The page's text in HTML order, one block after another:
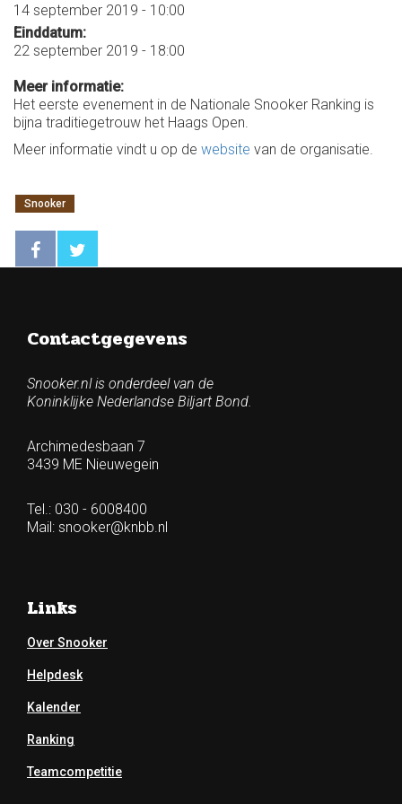
14 september 2019 - 10:00
Einddatum:
22 september 2019 - 18:00
Meer informatie:
Het eerste evenement in de Nationale Snooker Ranking is
bijna traditiegetrouw het Haags Open.
Meer informatie vindt u op de website van de organisatie.
Snooker
Contactgegevens
Snooker.nl is onderdeel van de
Koninklijke Nederlandse Biljart Bond.
Archimedesbaan 7
3439 ME Nieuwegein
Tel.: 030 - 6008400
Mail: snooker@knbb.nl
Links
Over Snooker
Helpdesk
Kalender
Ranking
Teamcompetitie